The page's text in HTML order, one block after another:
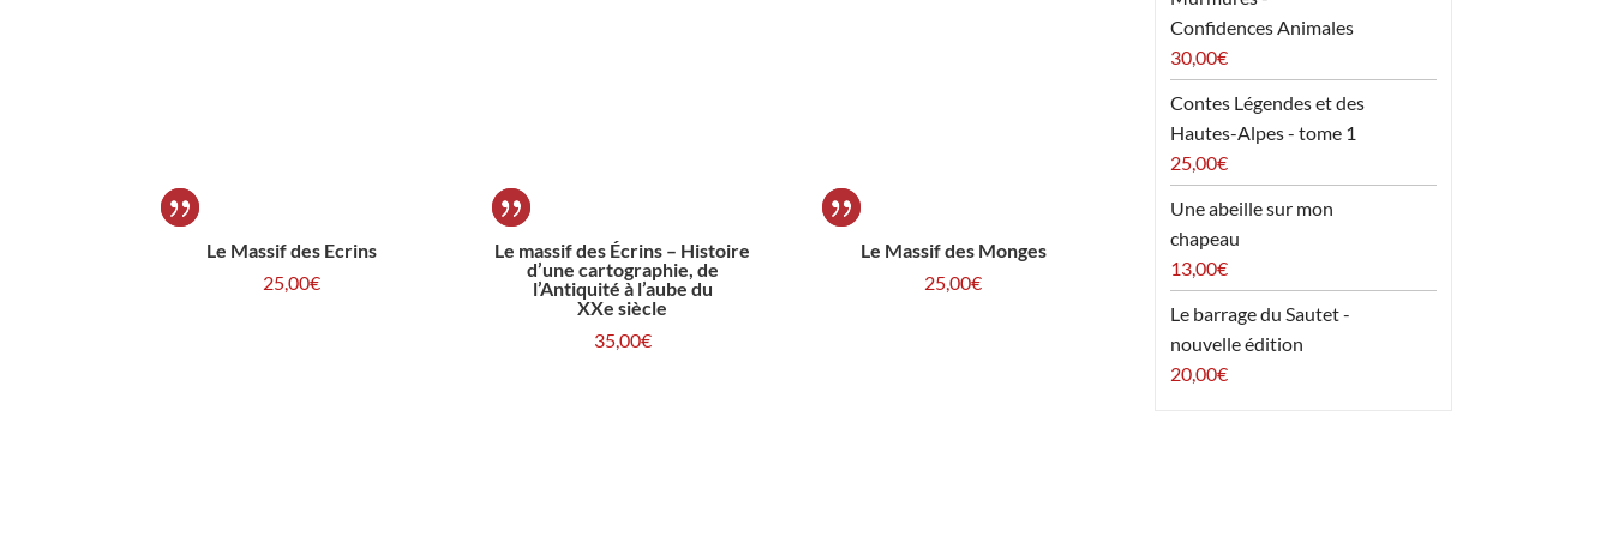
Le Massif des Ecrins
25,00€
Le massif des Écrins – Histoire
d’une cartographie, de
l’Antiquité à l’aube du
XXe siècle
35,00€
Le Massif des Monges
25,00€
Confidences Animales
30,00€
Contes Légendes et des
Hautes-Alpes - tome 1
25,00€
Une abeille sur mon
chapeau
13,00€
Le barrage du Sautet -
nouvelle édition
20,00€